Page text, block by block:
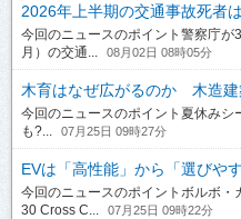
2026年上半期の交通事故死者
今回のニュースのポイント警察庁
月）の交通...
08月02日 08時05分
木育はなぜ広がるのか 木造建
今回のニュースのポイント夏休みシ
も?...
07月25日 09時27分
EVは「高性能」から「選びや
今回のニュースのポイントボルボ
30 Cross C...
07月25日 09時22分